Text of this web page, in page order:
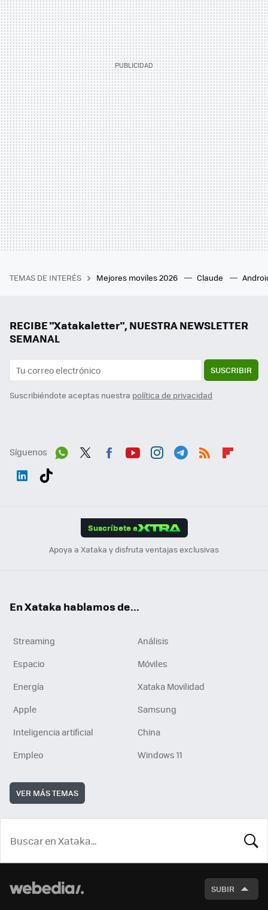
TEMAS DE INTERÉS Mejores moviles 2026 Claude
RECIBE "Xatakaletter", NUESTRA NEWSLETTER
SEMANAL
SUSCRIBIR
Suscribiéndote aceptas nuestra política de privacidad
Síguenos
Suscríbete a
Apoya a Xataka y disfruta ventajas exclusivas
En Xataka hablamos de...
Streaming
Análisis
Espacio
Móviles
Energía
Xataka Movilidad
Apple
Samsung
Inteligencia artificial
China
Empleo
Windows 11
VER MÁS TEMAS
SUBIR